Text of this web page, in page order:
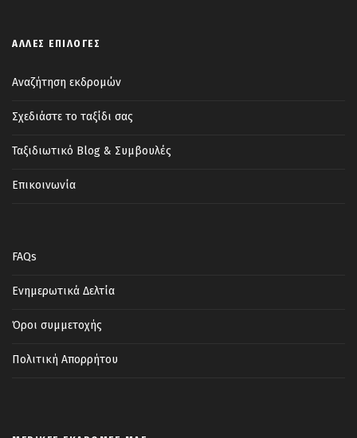
ΆΛΛΕΣ ΕΠΙΛΟΓΈΣ
Αναζήτηση εκδρομών
Σχεδιάστε το ταξίδι σας
Ταξιδιωτικό Blog & Συμβουλές
Επικοινωνία
FAQs
Ενημερωτικά Δελτία
Όροι συμμετοχής
Πολιτική Απορρήτου